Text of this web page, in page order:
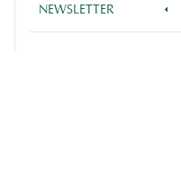
NEWSLETTER